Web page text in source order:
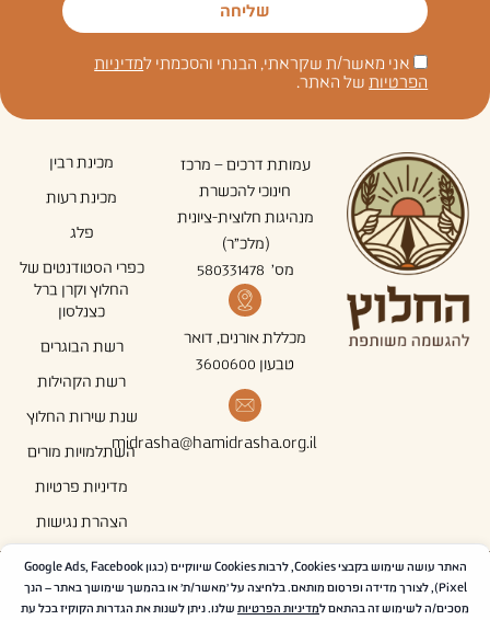
אני מאשר/ת שקראתי, הבנתי והסכמתי למדיניות
הפרטיותשל האתר.
שליחה
עמותת דרכים – מרכז
חינוכי להכשרת
מנהיגות חלוצית-ציונית
(מלכ"ר)
מס' 580331478
מכללת אורנים, דואר
טבעון 3600600
midrasha@hamidrasha.org.il
מכינת רבין
מכינת רעות
פלג
כפרי הסטודנטים של
החלוץ וקרן ברל
כצנלסון
רשת הבוגרים
רשת הקהילות
שנת שירות החלוץ
השתלמויות מורים
מדיניות פרטיות
הצהרת נגישות
עקבו אחרינו ברשתות
האתר עושה שימוש בקבצי Cookies, לרבות Cookies שיווקיים (כגון Google Ads, Facebook
Pixel), לצורך מדידה ופרסום מותאם. בלחיצה על 'מאשר/ת' או בהמשך שימושך באתר – הנך
מסכים/ה לשימוש זה בהתאם למדיניות הפרטיות שלנו. ניתן לשנות את הגדרות הקוקיז בכל עת